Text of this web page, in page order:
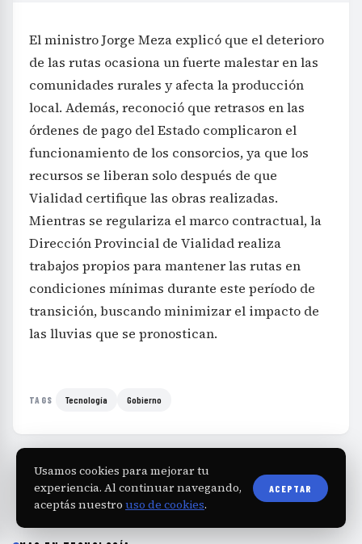
El ministro Jorge Meza explicó que el deterioro
de las rutas ocasiona un fuerte malestar en las
comunidades rurales y afecta la producción
local. Además, reconoció que retrasos en las
órdenes de pago del Estado complicaron el
funcionamiento de los consorcios, ya que los
recursos se liberan solo después de que
Vialidad certifique las obras realizadas.
Mientras se regulariza el marco contractual, la
Dirección Provincial de Vialidad realiza
trabajos propios para mantener las rutas en
condiciones mínimas durante este período de
transición, buscando minimizar el impacto de
las lluvias que se pronostican.
TAGS Tecnología Gobierno
Usamos cookies para mejorar tu
experiencia. Al continuar navegando,
aceptás nuestro uso de cookies.
ACEPTAR